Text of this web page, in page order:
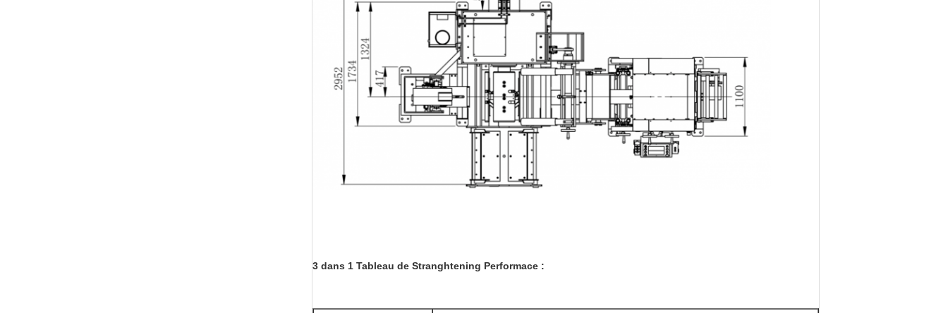
3 dans 1 Tableau de Stranghtening Performace :